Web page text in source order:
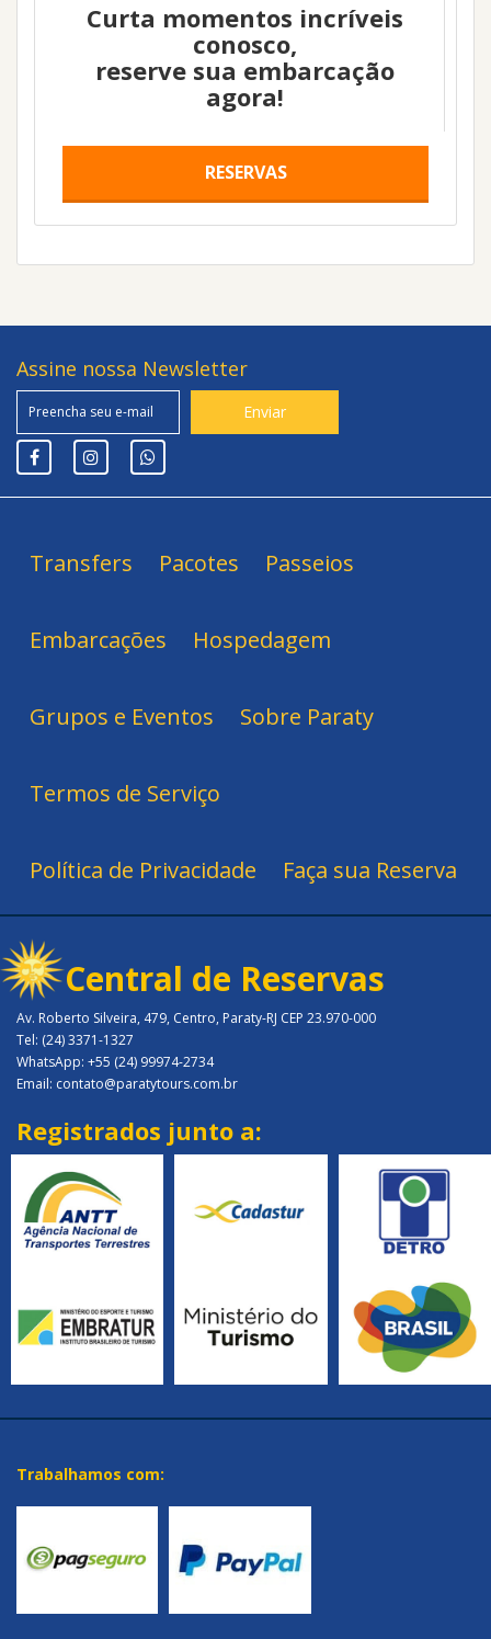
Curta momentos incríveis
conosco,
reserve sua embarcação
agora!
RESERVAS
Assine nossa Newsletter
Transfers Pacotes Passeios
Embarcações Hospedagem
Grupos e Eventos Sobre Paraty
Termos de Serviço
Política de Privacidade Faça sua Reserva
Central de Reservas
Av. Roberto Silveira, 479, Centro, Paraty-RJ CEP 23.970-000
Tel: (24) 3371-1327
WhatsApp: +55 (24) 99974-2734
Email: contato@paratytours.com.br
Registrados junto a:
Trabalhamos com: